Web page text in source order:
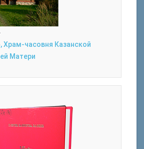
Храм-часовня Казанской
Матери